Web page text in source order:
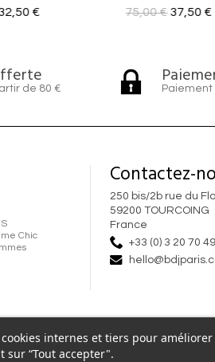
€ 85,00 € 42,50 €
de 80 €
Paiement
Chic
Contactez-
250 bis/2b rue du
59200 TOURCOING
France
+33 (0) 3 20 70
internes et tiers pour
“Tout accepter".